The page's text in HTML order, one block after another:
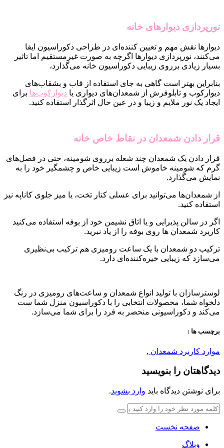
نورپردازی دیوارهای خانه
دیوارها نقش مهم و تعیین کننده‌ای در طراحی دکوراسیون ایفا
می‌کنند، نورپردازی دیوارها اگرچه به صورت غیرمستقیم اما تاثیر
بسیار زیادی برروی زیبایی دکوراسیون خانه می‌گذارد،
بنابراین بهتر است گاهی به جای استفاده از قاب و بشقاب‌های
دیوارکوب و تابلوفرش از شمعدان‌های دیواری یا دیوارکوب‌ها برای
ایجاد یک نور ملایم و زیبا و در عین حال اثرگذار استفاده کنید.
قرار دادن شمعدان در نقاط خاص خانه
قرار دادن یک شمعدان چند شعله برروی شومینه، حتی در فصل‌های
گرم که شومینه خاموش است زیبایی خاص و چشمگیر خود را به
نمایش می‌گذارد.
از شمعدان‌ها می‌توانید برای عسلی کنار تخت، یا میز جلوی کاناپه نیز
استفاده کنید.
اگر در سالن پذیرایی و یا اتاق نشیمن خود از بوفه استفاده می‌کنید
کاربرد شمعدان ها روی بوفه را از یاد نبرید.
ترکیب دو شمعدان با یک ساعت رومیزی هم ترکیب بی‌نظیری
می‌سازد که زیبایی خیره‌کننده‌ای دارد.
لوسترسازان با تولید انواع شمعدان و ساعت‌های رومیزی در رنگ
دلخواه شما، محصولات انتخابی را با دکوراسیون منزل شما ست
می‌کند و دکوراسیونی منحصر به فرد را برای شما می‌سازد.
برچسب ها :
موارد کاربرد شمعدان ,
دیدگاهتان را بنویسید
برای نوشتن دیدگاه باید وارد بشوید.
صفحه نخست
وبلاگ